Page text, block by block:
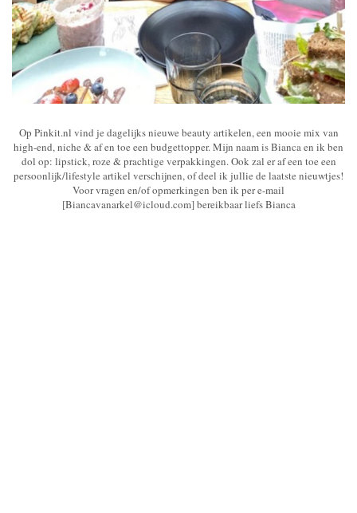
Op Pinkit.nl vind je dagelijks nieuwe beauty artikelen, een mooie mix van
high-end, niche & af en toe een budgettopper. Mijn naam is Bianca en ik ben
dol op: lipstick, roze & prachtige verpakkingen. Ook zal er af een toe een
persoonlijk/lifestyle artikel verschijnen, of deel ik jullie de laatste nieuwtjes!
Voor vragen en/of opmerkingen ben ik per e-mail
[Biancavanarkel@icloud.com] bereikbaar liefs Bianca